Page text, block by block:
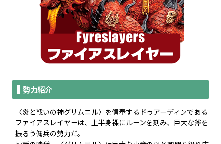
勢力紹介
〈炎と戦いの神グリムニル〉を信奉するドゥアーディンである
ファイアスレイヤーは、上半身裸にルーンを刻み、巨大な斧を
振るう傭兵の勢力だ。